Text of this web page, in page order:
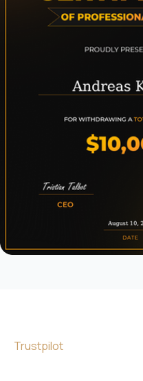
Trustpilot